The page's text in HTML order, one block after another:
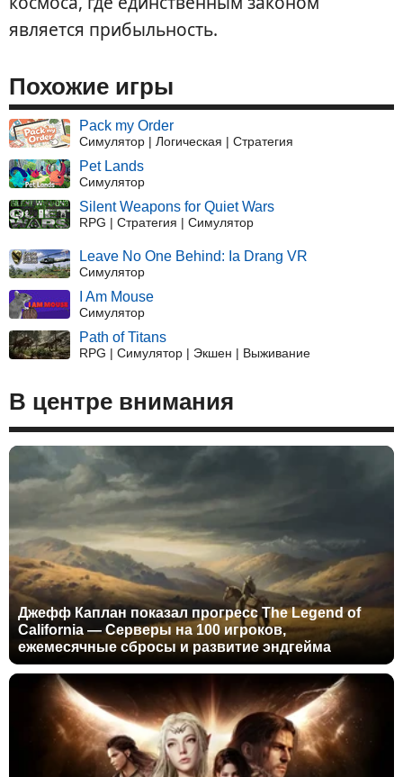
является прибыльность.
Похожие игры
Pack my Order
Симулятор | Логическая | Стратегия
Pet Lands
Симулятор
Silent Weapons for Quiet Wars
RPG | Стратегия | Симулятор
Leave No One Behind: Ia Drang VR
Симулятор
I Am Mouse
Симулятор
Path of Titans
RPG | Симулятор | Экшен | Выживание
В центре внимания
Джефф Каплан показал прогресс The Legend of
California — Серверы на 100 игроков,
ежемесячные сбросы и развитие эндгейма